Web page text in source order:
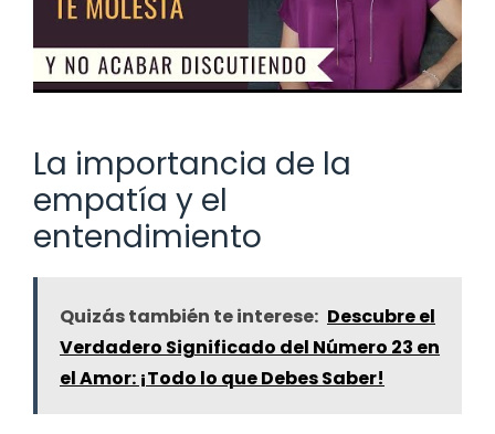
La importancia de la
empatía y el
entendimiento
Quizás también te interese: Descubre el
Verdadero Significado del Número 23 en
el Amor: ¡Todo lo que Debes Saber!